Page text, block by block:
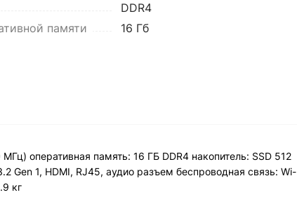
DDR4
памяти
16 Гб
оперативная память: 16 ГБ DDR4 накопитель: SSD 512
Gen 1, HDMI, RJ45, аудио разъем беспроводная связь: Wi-
кг